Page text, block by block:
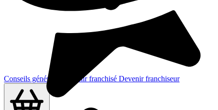
Conseils généraux Devenir franchisé Devenir franchiseur